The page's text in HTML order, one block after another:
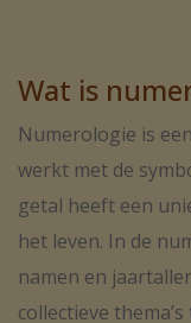
Wat is
Numerologie is
werkt met de
getal heeft een
het leven. In de
namen en
collectieve